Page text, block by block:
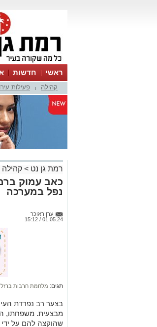
ראשי חדשות
ווטסאפ
קהילה פעילות
רמת גן נט > קהילה
כאב עמוק
נפל במערכה
ערן ראוכר
01.05.24 / 15:12
תגים: מלחמת חרבות ברזל
בצער רב נפרדת
שהוקצה להם על ידי